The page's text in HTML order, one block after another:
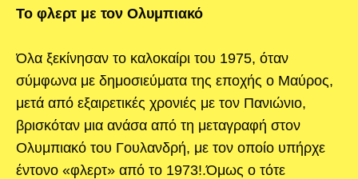
Το φλερτ με τον Ολυμπιακό
Όλα ξεκίνησαν το καλοκαίρι του 1975, όταν
σύμφωνα με δημοσιεύματα της εποχής ο Μαύρος,
μετά από εξαιρετικές χρονιές με τον Πανιώνιο,
βρισκόταν μια ανάσα από τη μεταγραφή στον
Ολυμπιακό του Γουλανδρή, με τον οποίο υπήρχε
έντονο «φλερτ» από το 1973!.Όμως ο τότε